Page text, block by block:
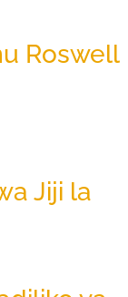
Roswell
Jiji la